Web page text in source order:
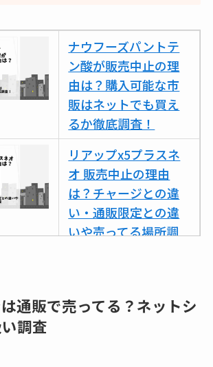
ナウフーズパントテ
ン酸が販売中止の理
由は？購入可能な市
販はネットでも買え
るか徹底調査！
リアップx5プラスネ
オ 販売中止の理由
は？チャージとの違
い・通販限定との違
いや売ってる場所調
め替えはどこで売っ
通販で売ってる？ネットシ
調査